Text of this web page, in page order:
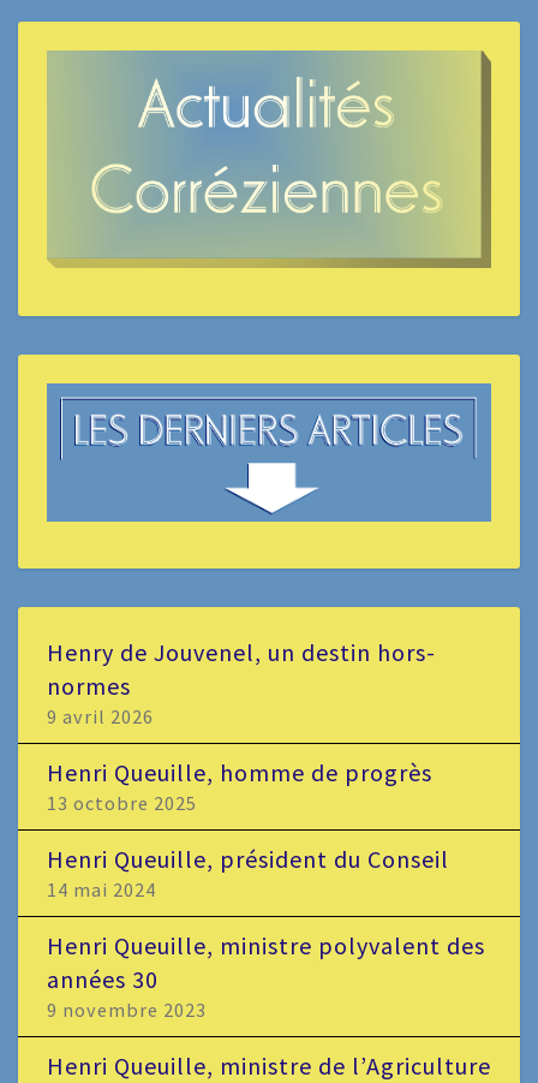
Henry de Jouvenel, un destin hors-
normes
9 avril 2026
Henri Queuille, homme de progrès
13 octobre 2025
Henri Queuille, président du Conseil
14 mai 2024
Henri Queuille, ministre polyvalent des
années 30
9 novembre 2023
Henri Queuille, ministre de l’Agriculture